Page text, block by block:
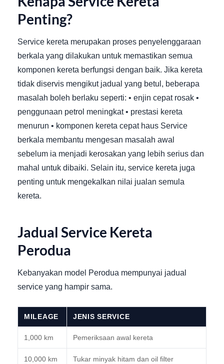
Penting?
Service kereta merupakan proses penyelenggaraan
berkala yang dilakukan untuk memastikan semua
komponen kereta berfungsi dengan baik. Jika kereta
tidak diservis mengikut jadual yang betul, beberapa
masalah boleh berlaku seperti: • enjin cepat rosak •
penggunaan petrol meningkat • prestasi kereta
menurun • komponen kereta cepat haus Service
berkala membantu mengesan masalah awal
sebelum ia menjadi kerosakan yang lebih serius dan
mahal untuk dibaiki. Selain itu, service kereta juga
penting untuk mengekalkan nilai jualan semula
kereta.
Jadual Service Kereta
Perodua
Kebanyakan model Perodua mempunyai jadual
service yang hampir sama.
MILEAGE JENIS SERVICE
1,000 km Pemeriksaan awal kereta
10,000 km Tukar minyak hitam dan oil filter